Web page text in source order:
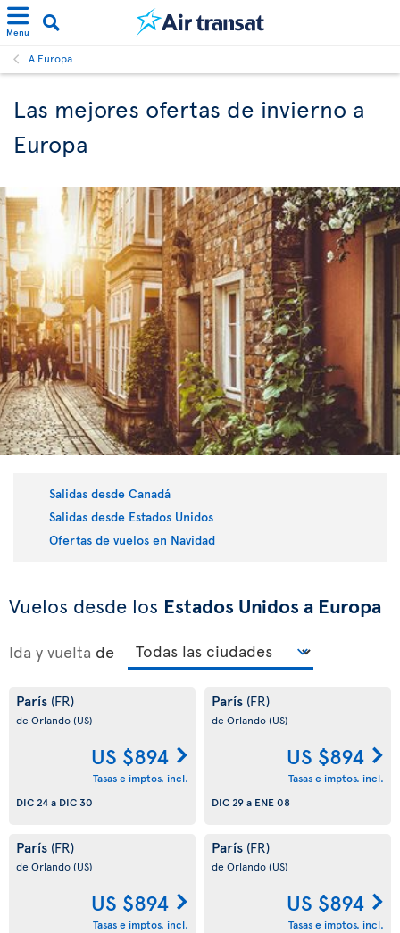
Menu
A Europa
Las mejores ofertas de invierno a
Europa
Salidas desde Canadá
Salidas desde Estados Unidos
Ofertas de vuelos en Navidad
Vuelos desde los Estados Unidos a Europa
Ida y vuelta de
París (FR)
de Orlando(US)
US $894
Tasas e imptos. incl.
DIC 24a DIC 30
París (FR)
de Orlando(US)
US $894
Tasas e imptos. incl.
DIC 29a ENE 08
París (FR)
de Orlando(US)
US $894
Tasas e imptos. incl.
París (FR)
de Orlando(US)
US $894
Tasas e imptos. incl.